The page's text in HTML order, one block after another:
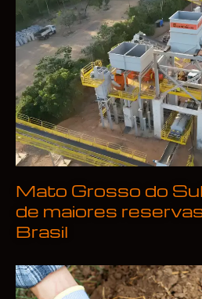
Mato Grosso do
de maiores
Brasil